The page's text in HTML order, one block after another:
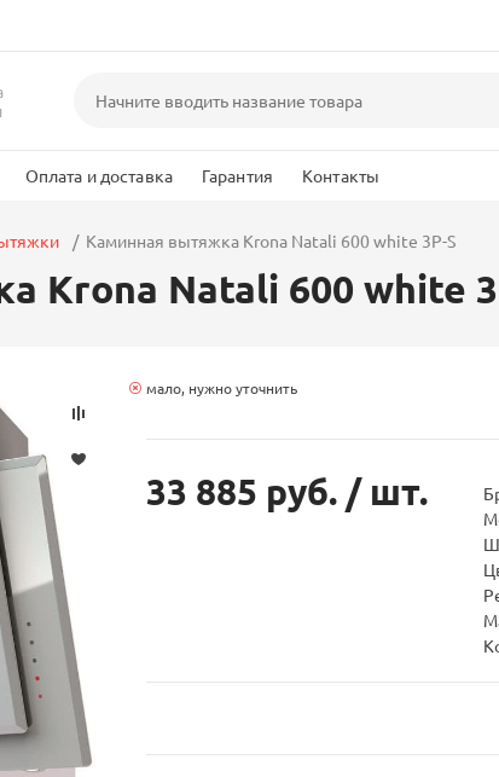
Оплата и доставка Гарантия Контакты
Каминная вытяжка Krona Natali 600 white 3P-S
Krona Natali 600 white
мало, нужно уточнить
33 885 руб. / шт.